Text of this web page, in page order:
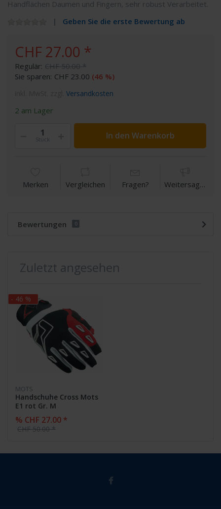
Handflächen Daumen und Fingern, sehr robust Verarbeitet.
Geben Sie die erste Bewertung ab
CHF 27.00 *
Regulär: CHF 50.00 *
Sie sparen: CHF 23.00 (46 %)
Versandkosten
2 am Lager
Stück In den Warenkorb
Merken Vergleichen Fragen? Weitersagen
Bewertungen 0
Zuletzt angesehen
- 46 %
MOTS
Handschuhe Cross Mots
E1 rot Gr. M
% CHF 27.00 *
CHF 50.00 *